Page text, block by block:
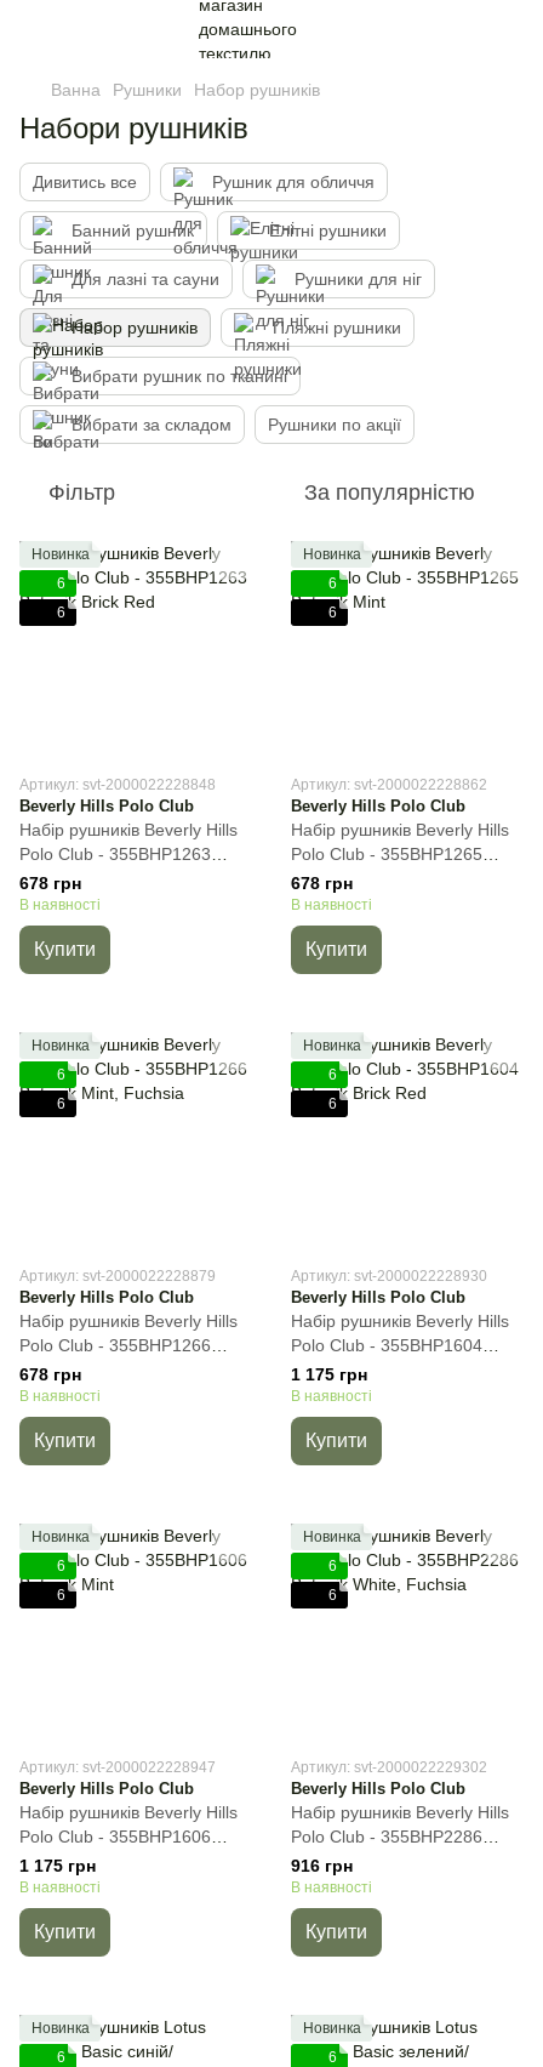
Ванна Рушники Набор рушників
Набори рушників
Дивитись все Рушник для обличчя
Банний рушник Елітні рушники
Для лазні та сауни Рушники для ніг
Набор рушників Пляжні рушники
Вибрати рушник по тканині
Вибрати за складом Рушники по акції
Фільтр За популярністю
Новинка
6
6
Артикул: svt-2000022228848
Beverly Hills Polo Club
Набір рушників Beverly Hills
Polo Club - 355BHP1263
Botanik Brick Red, 50х90 см,
Для обличчя
678 грн
В наявності
Купити
Новинка
6
6
Артикул: svt-2000022228862
Beverly Hills Polo Club
Набір рушників Beverly Hills
Polo Club - 355BHP1265
Botanik Mint, 50х90 см, Для
обличчя
678 грн
В наявності
Купити
Новинка
6
6
Артикул: svt-2000022228879
Beverly Hills Polo Club
Набір рушників Beverly Hills
Polo Club - 355BHP1266
Botanik Mint, Fuchsia, 50х90
см, Для обличчя
678 грн
В наявності
Купити
Новинка
6
6
Артикул: svt-2000022228930
Beverly Hills Polo Club
Набір рушників Beverly Hills
Polo Club - 355BHP1604
Botanik Brick Red, 2пр
(50х90+70х140) см, Для
обличчя
1 175 грн
В наявності
Купити
Новинка
6
6
Артикул: svt-2000022228947
Beverly Hills Polo Club
Набір рушників Beverly Hills
Polo Club - 355BHP1606
Botanik Mint, 2пр
(50х90+70х140) см, Для
обличчя
1 175 грн
В наявності
Купити
Новинка
6
6
Артикул: svt-2000022229302
Beverly Hills Polo Club
Набір рушників Beverly Hills
Polo Club - 355BHP2286
Botanik White, Fuchsia, 50х90
см, Для обличчя
916 грн
В наявності
Купити
Новинка
6
Новинка
6